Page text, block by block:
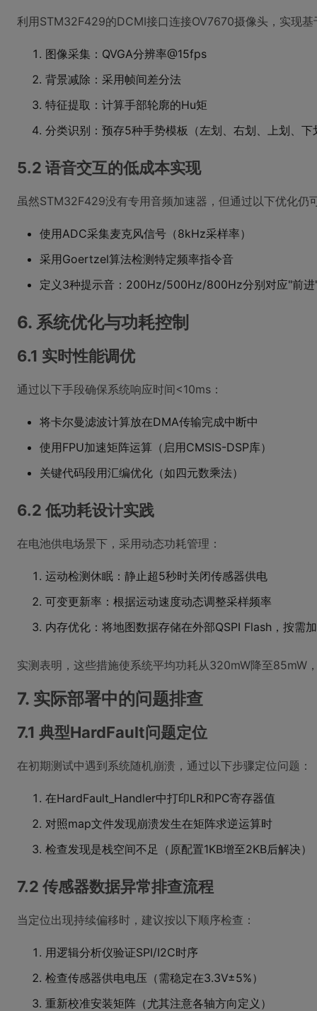
利用STM32F429的DCMI接口连接OV7670摄像头，实现基
图像采集：QVGA分辨率@15fps
背景减除：采用帧间差分法
特征提取：计算手部轮廓的Hu矩
分类识别：预存5种手势模板（左划、右划、上划、下
5.2 语音交互的低成本实现
虽然STM32F429没有专用音频加速器，但通过以下优化仍
使用ADC采集麦克风信号（8kHz采样率）
采用Goertzel算法检测特定频率指令音
定义3种提示音：200Hz/500Hz/800Hz分别对应"前进
6. 系统优化与功耗控制
6.1 实时性能调优
通过以下手段确保系统响应时间<10ms：
将卡尔曼滤波计算放在DMA传输完成中断中
使用FPU加速矩阵运算（启用CMSIS-DSP库）
关键代码段用汇编优化（如四元数乘法）
6.2 低功耗设计实践
在电池供电场景下，采用动态功耗管理：
运动检测休眠：静止超5秒时关闭传感器供电
可变更新率：根据运动速度动态调整采样频率
内存优化：将地图数据存储在外部QSPI Flash，按需
实测表明，这些措施使系统平均功耗从320mW降至85mW
7. 实际部署中的问题排查
7.1 典型HardFault问题定位
在初期测试中遇到系统随机崩溃，通过以下步骤定位问题：
在HardFault_Handler中打印LR和PC寄存器值
对照map文件发现崩溃发生在矩阵求逆运算时
检查发现是栈空间不足（原配置1KB增至2KB后解决）
7.2 传感器数据异常排查流程
当定位出现持续偏移时，建议按以下顺序检查：
用逻辑分析仪验证SPI/I2C时序
检查传感器供电电压（需稳定在3.3V±5%）
重新校准安装矩阵（尤其注意各轴方向定义）